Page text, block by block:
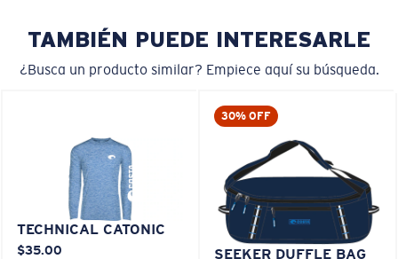
TAMBIÉN PUEDE INTERESARLE
¿Busca un producto similar? Empiece aquí su búsqueda.
TECHNICAL CATONIC
$35.00
30% OFF
SEEKER DUFFLE BAG